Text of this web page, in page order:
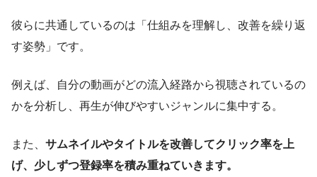
彼らに共通しているのは「仕組みを理解し、改善を繰り返
す姿勢」です。
例えば、自分の動画がどの流入経路から視聴されているの
かを分析し、再生が伸びやすいジャンルに集中する。
また、 サムネイルやタイトルを改善してクリック率を上
げ、少しずつ登録率を積み重ねていきます。